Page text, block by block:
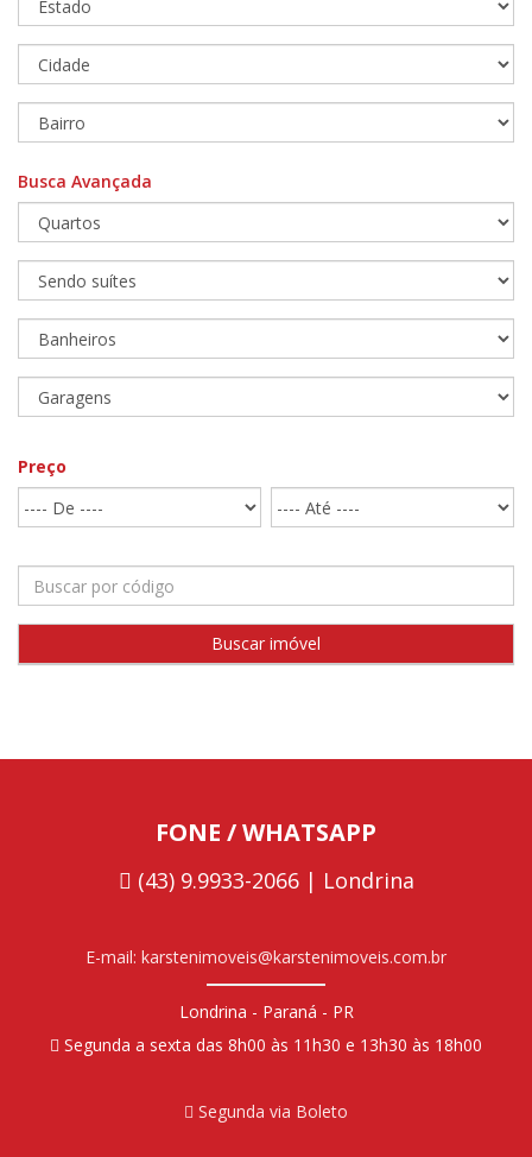
Busca Avançada
Preço
FONE / WHATSAPP
(43) 9.9933-2066 | Londrina
E-mail: karstenimoveis@karstenimoveis.com.br
Londrina - Paraná - PR
Segunda a sexta das 8h00 às 11h30 e 13h30 às 18h00
Segunda via Boleto